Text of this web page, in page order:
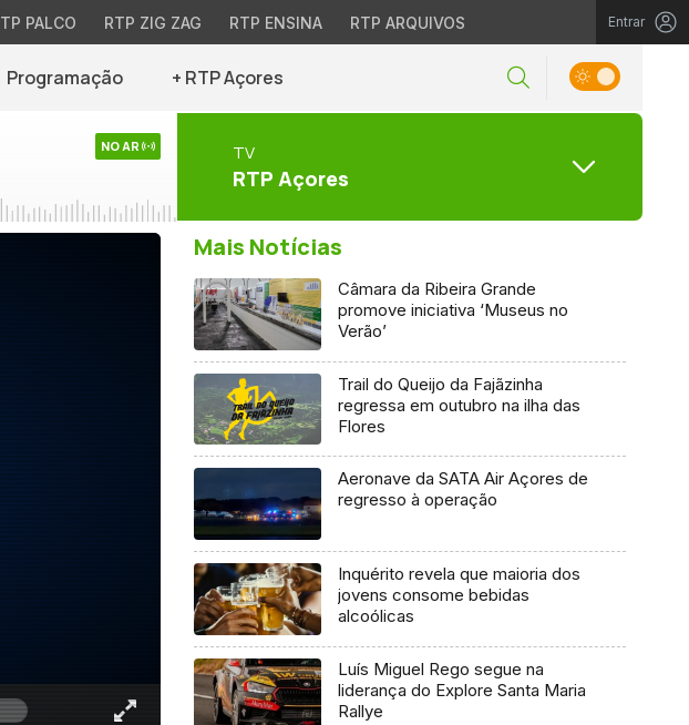
PALCO RTP ZIG ZAG RTP ENSINA RTP ARQUIVOS Entrar
Programação + RTP Açores
NO AR TV
RTP Açores
Mais Notícias
Câmara da Ribeira Grande
promove iniciativa ‘Museus no
Verão’
Trail do Queijo da Fajãzinha
regressa em outubro na ilha das
Flores
Aeronave da SATA Air Açores de
regresso à operação
Inquérito revela que maioria dos
jovens consome bebidas
alcoólicas
Luís Miguel Rego segue na
liderança do Explore Santa Maria
Rallye